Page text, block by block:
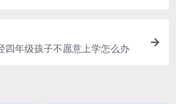
四年级孩子不愿意上学怎么办